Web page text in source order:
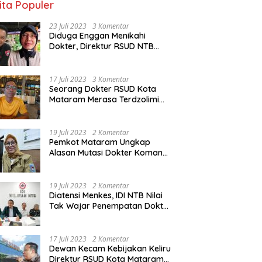
Populer
23 Juli 2023 3 Komentar
Diduga Enggan Menikahi
Dokter, Direktur RSUD NTB
17 Juli 2023 3 Komentar
Seorang Dokter RSUD Kota
Mataram Merasa Terdzolimi
19 Juli 2023 2 Komentar
Pemkot Mataram Ungkap
Alasan Mutasi Dokter Komang
19 Juli 2023 2 Komentar
Diatensi Menkes, IDI NTB Nilai
Tak Wajar Penempatan Dokter
17 Juli 2023 2 Komentar
Dewan Kecam Kebijakan Keliru
Direktur RSUD Kota Mataram